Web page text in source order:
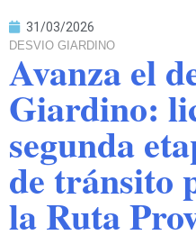
31/03/2026
DESVIO GIARDINO
Avanza el
Giardino:
segunda
de tránsito
la Ruta